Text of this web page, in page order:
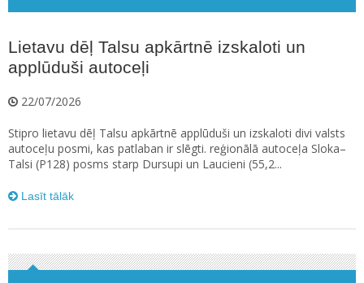
Lietavu dēļ Talsu apkārtnē izskaloti un
applūduši autoceļi
22/07/2026
Stipro lietavu dēļ Talsu apkārtnē applūduši un izskaloti divi valsts
autoceļu posmi, kas patlaban ir slēgti. reģionālā autoceļa Sloka–
Talsi (P128) posms starp Dursupi un Laucieni (55,2...
Lasīt tālāk